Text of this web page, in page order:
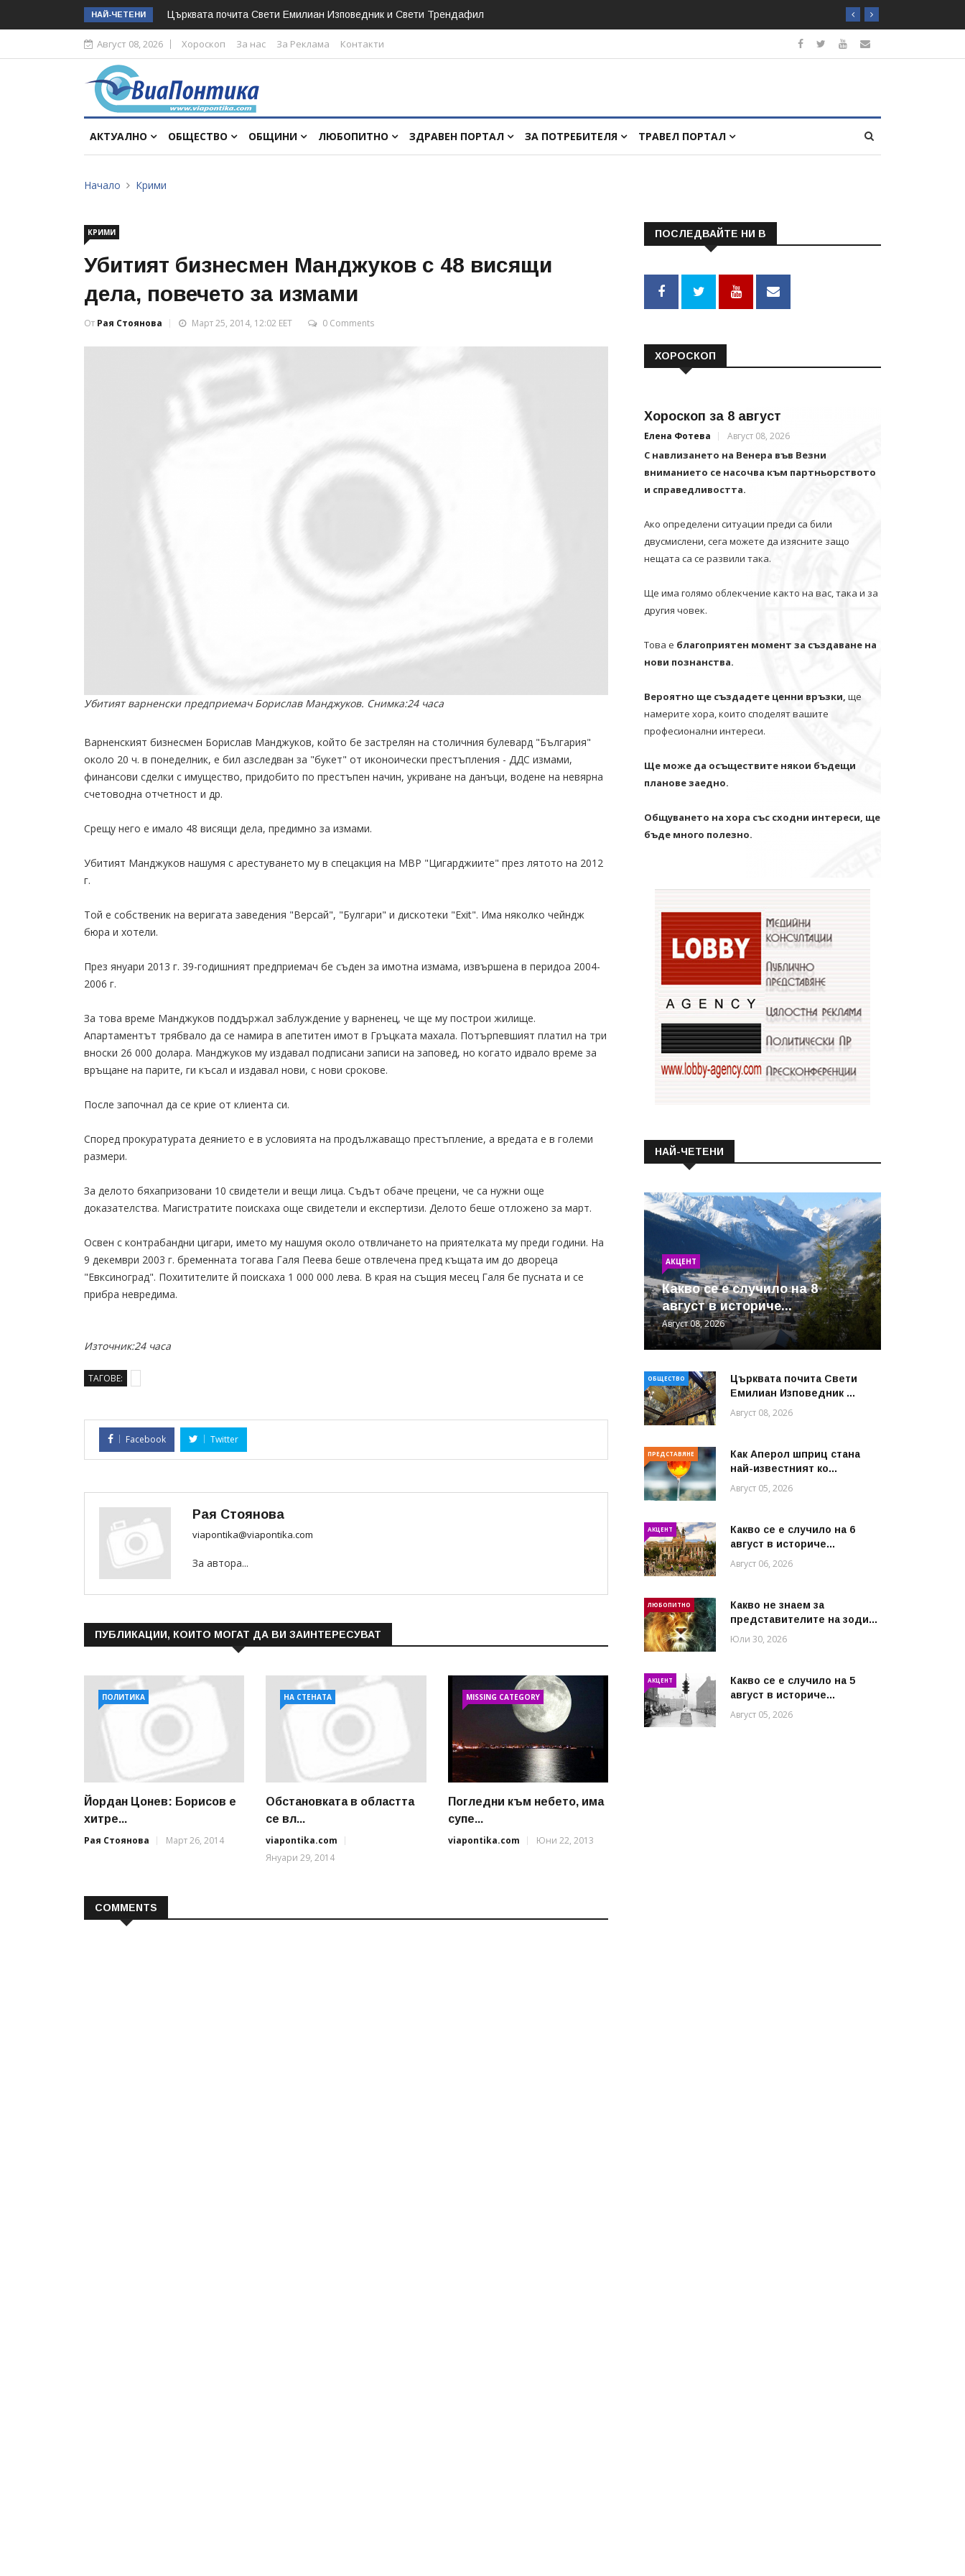
НАЙ-ЧЕТЕНИ Църквата почита Свeти Емилиан Изповедник и Свети Трендафил
Август 08, 2026 Хороскоп За нас За Реклама Контакти
АКТУАЛНО ОБЩЕСТВО ОБЩИНИ ЛЮБОПИТНО ЗДРАВЕН ПОРТАЛ ЗА ПОТРЕБИТЕЛЯ ТРАВЕЛ ПОРТАЛ
Начало Крими
КРИМИ
Убитият бизнесмен Манджуков с 48 висящи
дела, повечето за измами
От Рая Стоянова Март 25, 2014, 12:02 EET 0 Comments
Убитият варненски предприемач Борислав Манджуков. Снимка:24 часа
Варненският бизнесмен Борислав Манджуков, който бе застрелян на столичния булевард "България"
около 20 ч. в понеделник, е бил азследван за "букет" от иконоически престъпления - ДДС измами,
финансови сделки с имущество, придобито по престъпен начин, укриване на данъци, водене на невярна
счетоводна отчетност и др.
Срещу него е имало 48 висящи дела, предимно за измами.
Убитият Манджуков нашумя с арестуването му в спецакция на МВР "Цигарджиите" през лятото на 2012
г.
Той е собственик на веригата заведения "Версай", "Булгари" и дискотеки "Еxit". Има няколко чейндж
бюра и хотели.
През януари 2013 г. 39-годишният предприемач бе съден за имотна измама, извършена в перидоа 2004-
2006 г.
За това време Манджуков поддържал заблуждение у варненец, че ще му построи жилище.
Апартаментът трябвало да се намира в апетитен имот в Гръцката махала. Потърпевшият платил на три
вноски 26 000 долара. Манджуков му издавал подписани записи на заповед, но когато идвало време за
връщане на парите, ги късал и издавал нови, с нови срокове.
После започнал да се крие от клиента си.
Според прокуратурата деянието е в условията на продължаващо престъпление, а вредата е в големи
размери.
За делото бяхапризовани 10 свидетели и вещи лица. Съдът обаче прецени, че са нужни още
доказателства. Магистратите поискаха още свидетели и експертизи. Делото беше отложено за март.
Освен с контрабандни цигари, името му нашумя около отвличането на приятелката му преди години. На
9 декември 2003 г. бременната тогава Галя Пеева беше отвлечена пред къщата им до двореца
"Евксиноград". Похитителите й поискаха 1 000 000 лева. В края на същия месец Галя бе пусната и се
прибра невредима.
Източник:24 часа
ТАГОВЕ:
Facebook Twitter
Рая Стоянова
viapontika@viapontika.com
За автора...
ПУБЛИКАЦИИ, КОИТО МОГАТ ДА ВИ ЗАИНТЕРЕСУВАТ
ПОЛИТИКА
Йордан Цонев: Борисов е
хитре...
Рая Стоянова
Март 26, 2014
НА СТЕНАТА
Обстановката в областта
се вл...
viapontika.com
Януари 29, 2014
MISSING CATEGORY
Погледни към небето, има
супе...
viapontika.com
Юни 22, 2013
COMMENTS
ПОСЛЕДВАЙТЕ НИ В
ХОРОСКОП
Хороскоп за 8 август
Елена Фотева Август 08, 2026
С навлизането на Венера във Везни
вниманието се насочва към партньорството
и справедливостта.
Ако определени ситуации преди са били
двусмислени, сега можете да изясните защо
нещата са се развили така.
Ще има голямо облекчение както на вас, така и за
другия човек.
Това е благоприятен момент за създаване на
нови познанства.
Вероятно ще създадете ценни връзки, ще
намерите хора, които споделят вашите
професионални интереси.
Ще може да осъществите някои бъдещи
планове заедно.
Общуването на хора със сходни интереси, ще
бъде много полезно.
НАЙ-ЧЕТЕНИ
АКЦЕНТ
Какво се е случило на 8
август в историче...
Август 08, 2026
ОБЩЕСТВО
Църквата почита Свeти
Емилиан Изповедник ...
Август 08, 2026
ПРЕДСТАВЯНЕ
Как Аперол шприц стана
най-известният ко...
Август 05, 2026
АКЦЕНТ
Какво се е случило на 6
август в историче...
Август 06, 2026
ЛЮБОПИТНО
Какво не знаем за
представителите на зоди...
Юли 30, 2026
АКЦЕНТ
Какво се е случило на 5
август в историче...
Август 05, 2026